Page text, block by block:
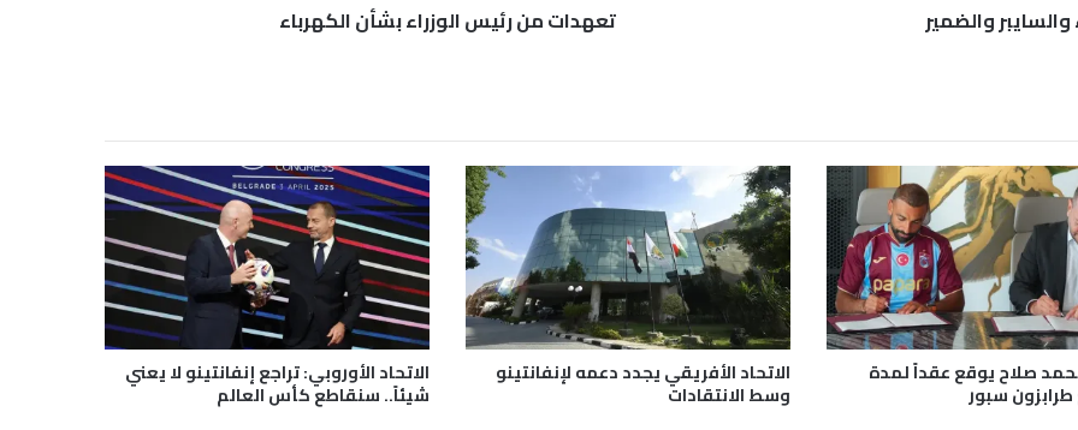
والضمير
ا
ء
ب
ش
أ
ن
ا
ل
ك
ه
ر
ب
تعهدات من رئيس الوزراء بشأن الكهرباء
صلاح يوقع عقداً لمدة
سبور
الاتحاد الأفريقي يجدد دعمه لإنفانتينو
وسط الانتقادات
الاتحاد الأوروبي: تراجع إنفانتينو لا يعني
شيئاً.. سنقاطع كأس العالم